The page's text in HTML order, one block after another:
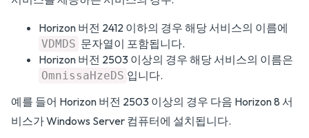
Horizon 버전 2412 이하의 경우 해당 서비스의 이름에
VDMDS 문자열이 포함됩니다.
Horizon 버전 2503 이상의 경우 해당 서비스의 이름은
OmnissaHzeDS 입니다.
예를 들어 Horizon 버전 2503 이상의 경우 다음 Horizon 8 서
비스가 Windows Server 컴퓨터에 설치됩니다.